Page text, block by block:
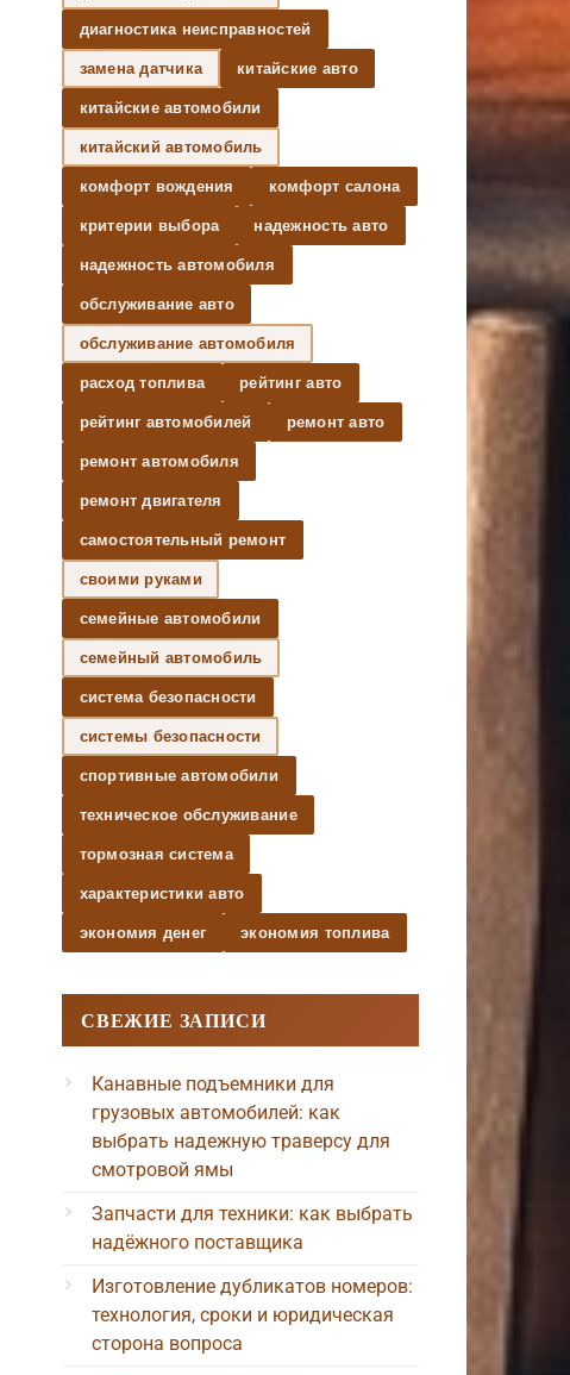
диагностика неисправностей
замена датчика китайские авто
китайские автомобили
китайский автомобиль
комфорт вождения комфорт салона
критерии выбора надежность авто
надежность автомобиля
обслуживание авто
обслуживание автомобиля
расход топлива рейтинг авто
рейтинг автомобилей ремонт авто
ремонт автомобиля
ремонт двигателя
самостоятельный ремонт
своими руками
семейные автомобили
семейный автомобиль
система безопасности
системы безопасности
спортивные автомобили
техническое обслуживание
тормозная система
характеристики авто
экономия денег экономия топлива
СВЕЖИЕ ЗАПИСИ
Канавные подъемники для
грузовых автомобилей: как
выбрать надежную траверсу для
смотровой ямы
Запчасти для техники: как выбрать
надёжного поставщика
Изготовление дубликатов номеров:
технология, сроки и юридическая
сторона вопроса